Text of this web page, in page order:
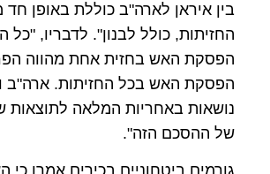
בין איראן לארה"ב כוללת באופן
החזיתות, כולל לבנון". לדבריו,
הפסקת האש בחזית אחת מהווה
הפסקת האש בכל החזיתות. ארה"ב
נושאות באחריות המלאה לתוצאות
של ההסכם הזה".